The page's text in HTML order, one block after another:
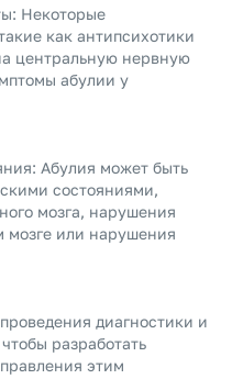
Некоторые
как антипсихотики
центральную нервную
абулии у
Абулия может быть
состояниями,
мозга, нарушения
мозге или нарушения
диагностики и
разработать
этим